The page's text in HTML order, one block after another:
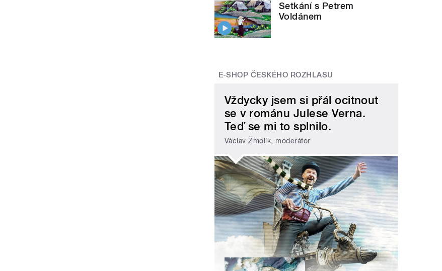
Setkání s Petrem
Voldánem
E-SHOP ČESKÉHO ROZHLASU
Vždycky jsem si přál ocitnout
se v románu Julese Verna.
Teď se mi to splnilo.
Václav Žmolík, moderátor